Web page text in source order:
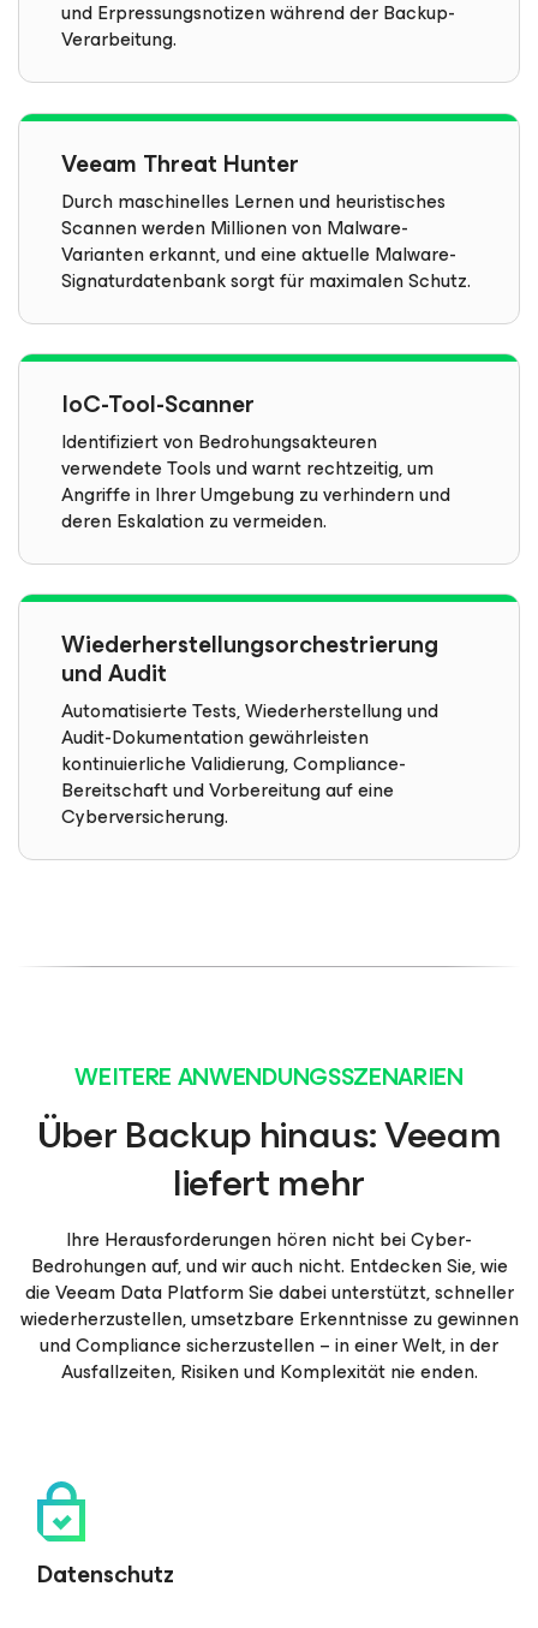
und Erpressungsnotizen während der Backup-
Verarbeitung.
Veeam Threat Hunter
Durch maschinelles Lernen und heuristisches
Scannen werden Millionen von Malware-
Varianten erkannt, und eine aktuelle Malware-
Signaturdatenbank sorgt für maximalen Schutz.
IoC-Tool-Scanner
Identifiziert von Bedrohungsakteuren
verwendete Tools und warnt rechtzeitig, um
Angriffe in Ihrer Umgebung zu verhindern und
deren Eskalation zu vermeiden.
Wie­der­her­stel­lungs­or­ches­trie­rung
und Audit
Automatisierte Tests, Wiederherstellung und
Audit-Dokumentation gewährleisten
kontinuierliche Validierung, Compliance-
Bereitschaft und Vorbereitung auf eine
Cyberversicherung.
WEITERE ANWENDUNGSSZENARIEN
Über Backup hinaus: Veeam
liefert mehr
Ihre Herausforderungen hören nicht bei Cyber-
Bedrohungen auf, und wir auch nicht. Entdecken Sie, wie
die Veeam Data Platform Sie dabei unterstützt, schneller
wiederherzustellen, umsetzbare Erkenntnisse zu gewinnen
und Compliance sicherzustellen – in einer Welt, in der
Ausfallzeiten, Risiken und Komplexität nie enden.
Datenschutz